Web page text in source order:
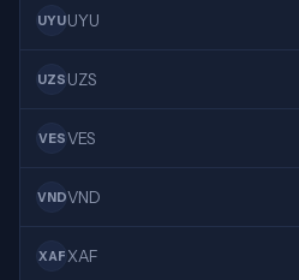
UYUUYU
UZS UZS
VESVES
VNDVND
XAF XAF